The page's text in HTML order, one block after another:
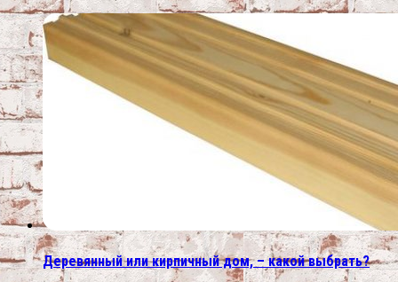
Деревянный или кирпичный дом, – какой выбрать?